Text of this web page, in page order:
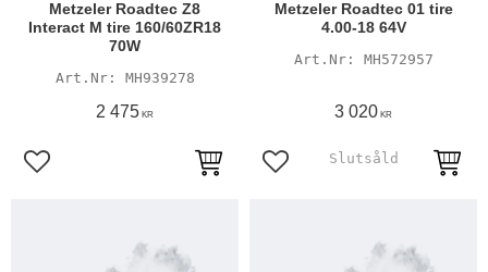
Metzeler Roadtec Z8
Interact M tire 160/60ZR18
70W
MH939278
2 475 KR
Lägg till i favoriter
Metzeler Roadtec 01 tire
4.00-18 64V
MH572957
3 020 KR
Lägg till i favoriter